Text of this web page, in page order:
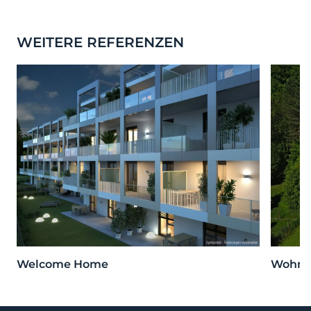
WEITERE REFERENZEN
Welcome Home